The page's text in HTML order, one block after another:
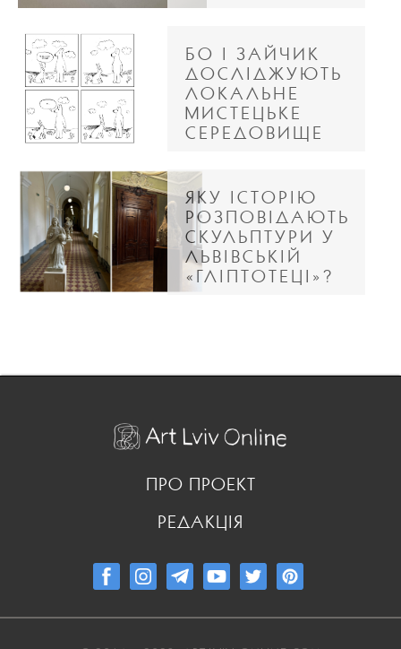
БО І ЗАЙЧИК
ДОСЛІДЖУЮТЬ
ЛОКАЛЬНЕ
МИСТЕЦЬКЕ
СЕРЕДОВИЩЕ
ЯКУ ІСТОРІЮ
РОЗПОВІДАЮТЬ
СКУЛЬПТУРИ У
ЛЬВІВСЬКІЙ
«ГЛІПТОТЕЦІ»?
ПРО ПРОЕКТ
РЕДАКЦІЯ